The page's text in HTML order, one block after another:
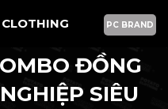
PC BRAND
ĐỒNG
SIÊU